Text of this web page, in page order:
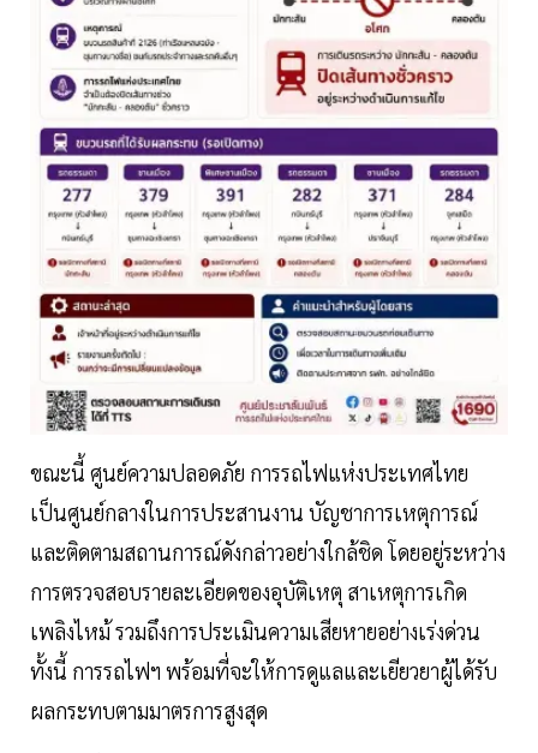
ขณะนี้ ศูนย์ความปลอดภัย การรถไฟแห่งประเทศไทย
เป็นศูนย์กลางในการประสานงาน บัญชาการเหตุการณ์
และติดตามสถานการณ์ดังกล่าวอย่างใกล้ชิด โดยอยู่ระหว่าง
การตรวจสอบรายละเอียดของอุบัติเหตุ สาเหตุการเกิด
เพลิงไหม้ รวมถึงการประเมินความเสียหายอย่างเร่งด่วน
ทั้งนี้ การรถไฟฯ พร้อมที่จะให้การดูแลและเยียวยาผู้ได้รับ
ผลกระทบตามมาตรการสูงสุด